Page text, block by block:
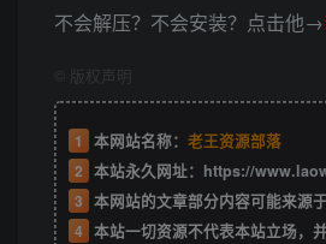
不会解压？不会安装？点击他→
版权声明
1 本网站名称： 老王资源部落
2 本站永久网址： https://
3 本网站的文章部分内容可能来源
4 本站一切资源不代表本站立场，